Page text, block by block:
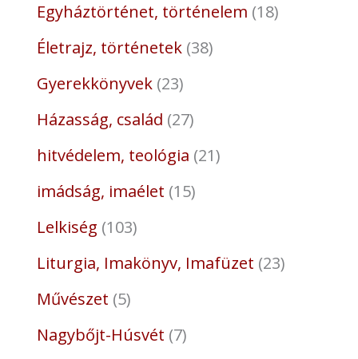
Egyháztörténet, történelem 18
Életrajz, történetek 38
Gyerekkönyvek 23
Házasság, család 27
hitvédelem, teológia 21
imádság, imaélet 15
Lelkiség 103
Liturgia, Imakönyv, Imafüzet 23
Művészet 5
Nagybőjt-Húsvét 7